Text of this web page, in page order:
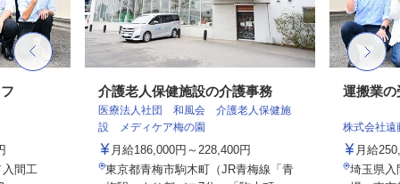
間工
介護老人保健施設の介護事務
医療法人社団 和風会 介護老人保健施
設 メディケア梅の園
月給186,000円～228,400円
東京都青梅市駒木町（JR青梅線「青
運搬業の
株式会社遠
月給
埼玉県入